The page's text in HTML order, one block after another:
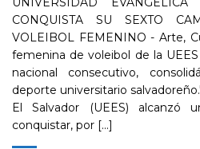
CONQUISTA SU SEXTO
VOLEIBOL FEMENINO - Arte,
femenina de voleibol de la
nacional consecutivo,
deporte universitario
El Salvador (UEES) alcanzó
conquistar, por [...]